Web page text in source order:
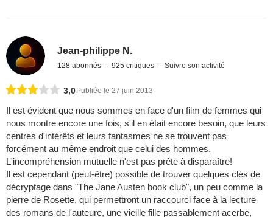
Jean-philippe N.
128 abonnés 925 critiques Suivre son activité
3,0 Publiée le 27 juin 2013
Il est évident que nous sommes en face d'un film de femmes qui
nous montre encore une fois, s'il en était encore besoin, que leurs
centres d'intérêts et leurs fantasmes ne se trouvent pas
forcément au même endroit que celui des hommes.
L'incompréhension mutuelle n'est pas prête à disparaître!
Il est cependant (peut-être) possible de trouver quelques clés de
décryptage dans "The Jane Austen book club", un peu comme la
pierre de Rosette, qui permettront un raccourci face à la lecture
des romans de l'auteure, une vieille fille passablement acerbe,